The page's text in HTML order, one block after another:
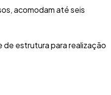
acomodam até seis
de estrutura para realização